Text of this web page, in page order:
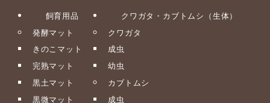
飼育用品
発酵マット
きのこマット
完熟マット
黒土マット
黒微マット
クワガタ・カブトムシ（生体）
クワガタ
成虫
幼虫
カブトムシ
成虫